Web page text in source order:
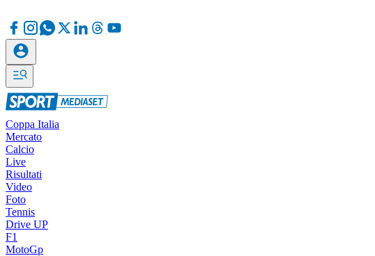
Coppa Italia
Mercato
Calcio
Live
Risultati
Video
Foto
Tennis
Drive UP
F1
MotoGp